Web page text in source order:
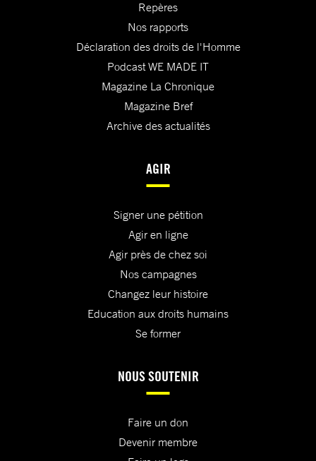
Repères
Nos rapports
Déclaration des droits de l'Homme
Podcast WE MADE IT
Magazine La Chronique
Magazine Bref
Archive des actualités
AGIR
Signer une pétition
Agir en ligne
Agir près de chez soi
Nos campagnes
Changez leur histoire
Education aux droits humains
Se former
NOUS SOUTENIR
Faire un don
Devenir membre